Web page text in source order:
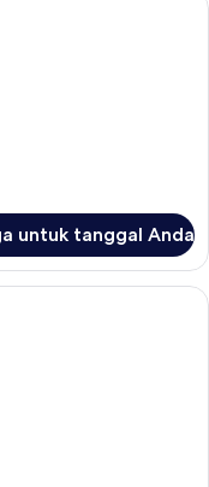
untuk tanggal Anda
setrika, tempat tidur